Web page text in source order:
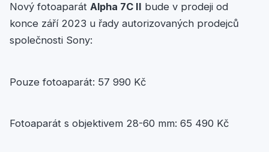
Nový fotoaparát Alpha 7C II bude v prodeji od
konce září 2023 u řady autorizovaných prodejců
společnosti Sony:
Pouze fotoaparát: 57 990 Kč
Fotoaparát s objektivem 28-60 mm: 65 490 Kč